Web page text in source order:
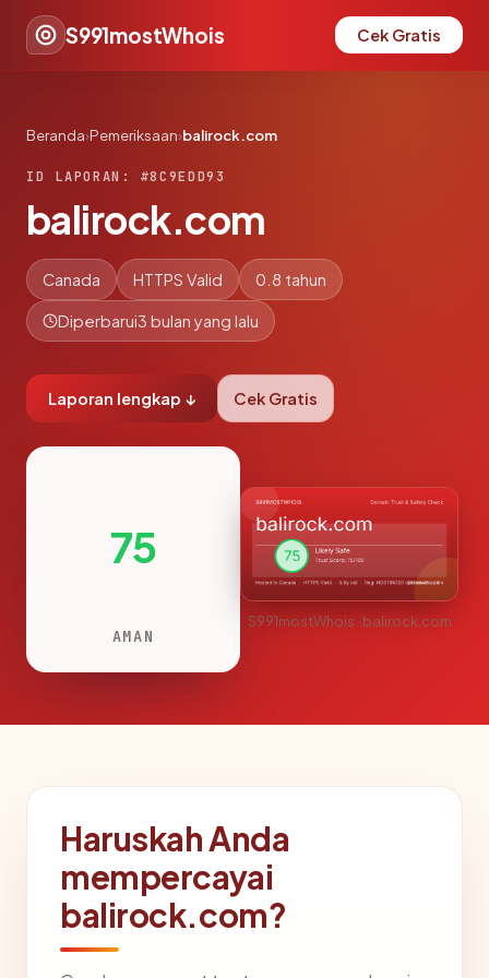
S991mostWhois Cek Gratis
Beranda›Pemeriksaan›balirock.com
ID LAPORAN: #8C9EDD93
balirock.com
Canada HTTPS Valid 0.8 tahun
Diperbarui3 bulan yang lalu
Laporan lengkap ↓ Cek Gratis
75
AMAN
S991mostWhois · balirock.com
Haruskah Anda
mempercayai
balirock.com?